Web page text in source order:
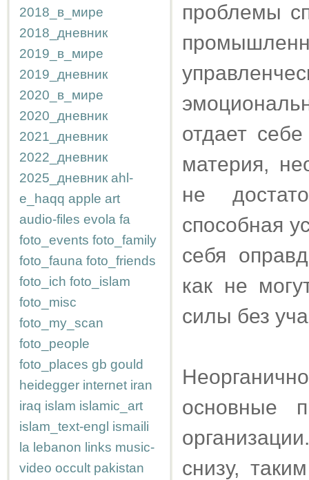
2018_в_мире
2018_дневник
2019_в_мире
2019_дневник
2020_в_мире
2020_дневник
2021_дневник
2022_дневник
2025_дневник ahl-
e_haqq apple art
audio-files evola fa
foto_events foto_family
foto_fauna foto_friends
foto_ich foto_islam
foto_misc
foto_my_scan
foto_people
foto_places gb gould
heidegger internet iran
iraq islam islamic_art
islam_text-engl ismaili
la lebanon links music-
video occult pakistan
проблемы
отдает
материя,
не
способная
себя
как не
силы без
основные
снизу,